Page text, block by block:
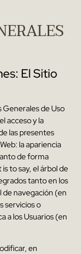
: El Sitio
Generales de Uso
acceso y la
las presentes
: la apariencia
de forma
is to say,el árbol de
tanto en los
de navegación (en
servicios o
a los Usuarios(en
,en